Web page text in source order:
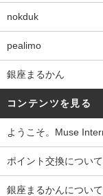
nokduk
pealimo
銀座まるかん
コンテンツを見る
ようこそ。Muse
ポイント交換について
銀座まるかんについて